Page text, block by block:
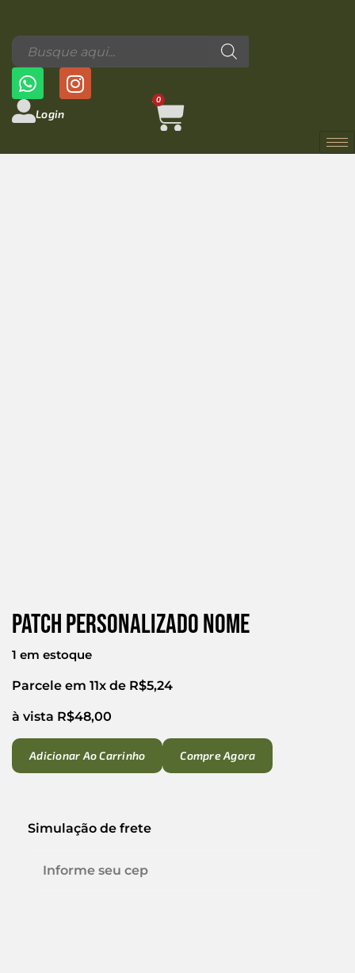
Login
0
Patch Personalizado Nome
1 em estoque
Parcele em 11x de R$5,24
à vista R$48,00
Adicionar Ao Carrinho Compre Agora
Simulação de frete